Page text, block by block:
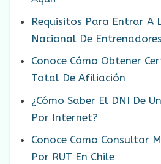
Requisitos Para Entrar A
Nacional De
Conoce Cómo Obtener
Total De Afiliación
¿Cómo Saber El DNI De
Por Internet?
Conoce Como Consultar
Por RUT En Chile